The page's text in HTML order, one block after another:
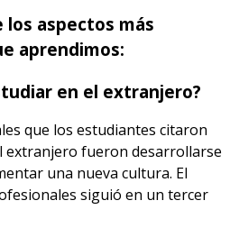
los aspectos más
aprendimos:
en el extranjero?
que los estudiantes citaron
extranjero fueron desarrollarse
una nueva cultura. El
siguió en un tercer